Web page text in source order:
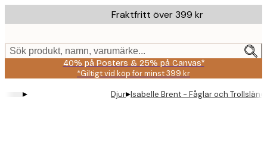
to
content.
Fraktfritt över 399 kr
Sök produkt, namn, varumärke...
40% på Posters & 25% på Canvas*
*Giltigt vid köp för minst 399 kr
▸ Djur▸Isabelle Brent - Fåglar och